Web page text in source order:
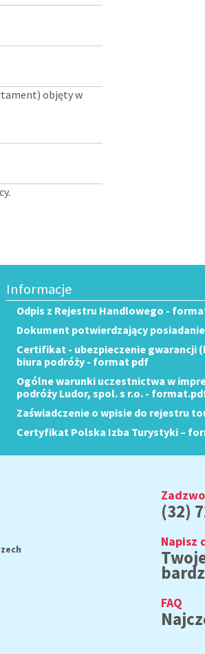
objęty w
Informacje
Odpis z Rejestru Handlowego -
Dokument potwierdzający
Certifikat - ubezpieczenie gwarancji
biura podróży - format pdf
Ogólne warunki uczestnictwa w
podróży Ludor, spol. s r.o. -
Zaświadczenie o wpisie do rejestru
Certyfikat Polska Izba Turystyki –
(32)
Napisz
FAQ